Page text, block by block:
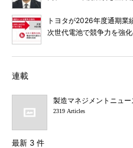
トヨタが2026年度通期業
次世代電池で競争力を強
連載
製造マネジメントニュー
2319 Articles
最新 3 件